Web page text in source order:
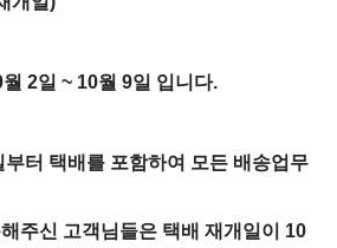
월 2일 ~ 10월 9일 입니다.
터 택배를 포함하여 모든 배송업무
주신 고객님들은 택배 재개일이 10